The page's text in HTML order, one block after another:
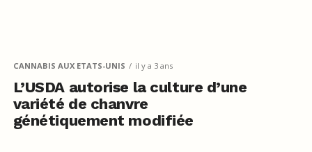
CANNABIS AUX ETATS-UNIS il y a 3 ans
L’USDA autorise la culture d’une
variété de chanvre
génétiquement modifiée